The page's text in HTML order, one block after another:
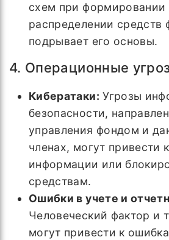
схем при формировании
распределении средств
подрывает его основы.
4. Операционные
Кибератаки: Угрозы
безопасности,
управления фондом и
членах, могут привести
информации или
средствам.
Ошибки в учете и
Человеческий фактор и
могут привести к